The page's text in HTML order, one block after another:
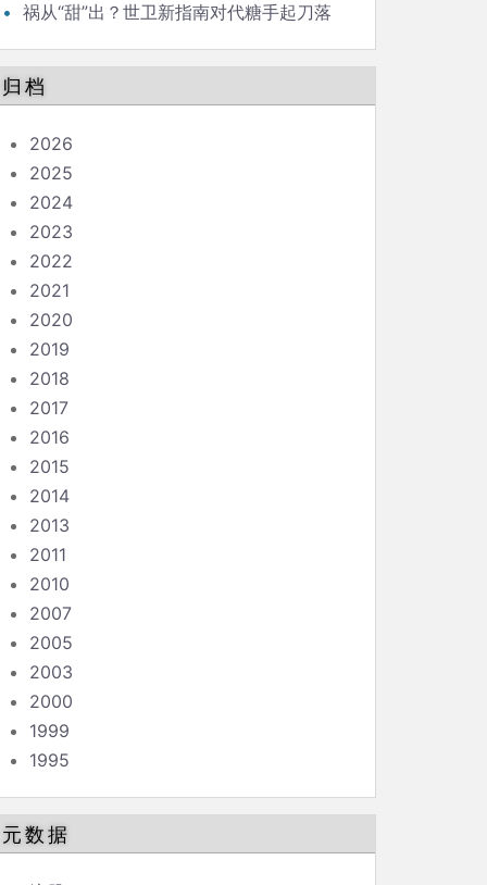
祸从“甜”出？世卫新指南对代糖手起刀落
归档
2026
2025
2024
2023
2022
2021
2020
2019
2018
2017
2016
2015
2014
2013
2011
2010
2007
2005
2003
2000
1999
1995
元数据